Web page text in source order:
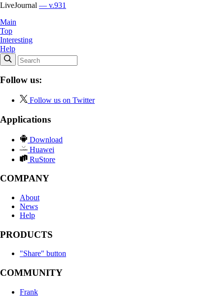
LiveJournal — v.931
Main
Top
Interesting
Help
Follow us:
Follow us on Twitter
Applications
Download
Huawei
RuStore
COMPANY
About
News
Help
PRODUCTS
"Share" button
COMMUNITY
Frank